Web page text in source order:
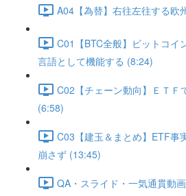
A04【為替】右往左往する欧
C01【BTC全般】ビットコイ
言語として機能する (8:24)
C02【チェーン動向】ＥＴ
(6:58)
C03【建玉＆まとめ】ETF事
崩さず (13:45)
QA・スライド・一気通貫動